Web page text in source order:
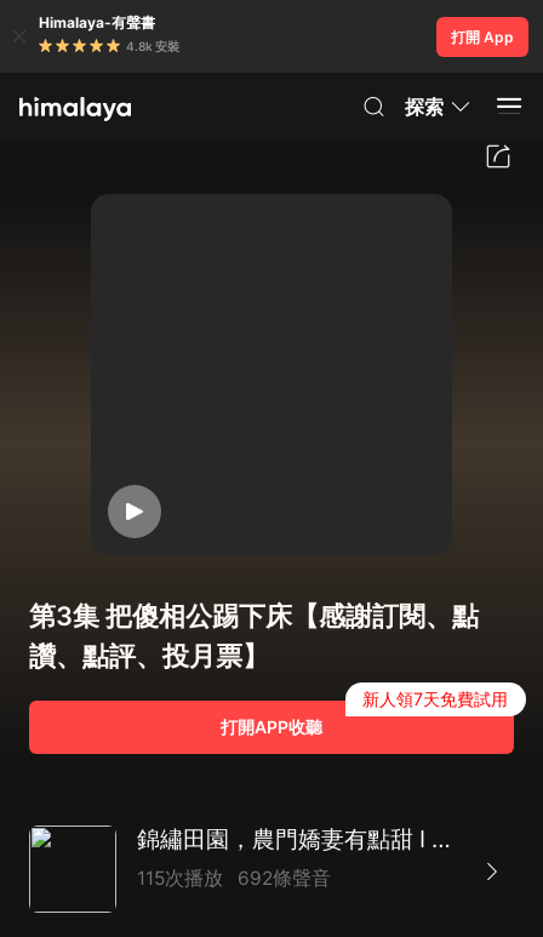
Himalaya-有聲書
4.8k 安裝
打開 App
探索
第3集 把傻相公踢下床【感謝訂閱、點
讚、點評、投月票】
打開APP收聽
新人領7天免費試用
錦繡田園，農門嬌妻有點甜 I 多播有聲劇 I 雲子520領銜演播
115次播放 692條聲音